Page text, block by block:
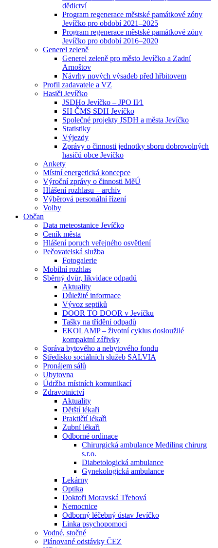
dědictví
Program regenerace městské památkové zóny
Jevíčko pro období 2021–2025
Program regenerace městské památkové zóny
Jevíčko pro období 2016–2020
Generel zeleně
Generel zeleně pro město Jevíčko a Zadní
Arnoštov
Návrhy nových výsadeb před hřbitovem
Profil zadavatele a VZ
Hasiči Jevíčko
JSDHo Jevíčko – JPO II⁄1
SH ČMS SDH Jevíčko
Společné projekty JSDH a města Jevíčko
Statistiky
Výjezdy
Zprávy o činnosti jednotky sboru dobrovolných
hasičů obce Jevíčko
Ankety
Místní energetická koncepce
Výroční zprávy o činnosti MěÚ
Hlášení rozhlasu – archiv
Výběrová personální řízení
Volby
Občan
Data meteostanice Jevíčko
Ceník města
Hlášení poruch veřejného osvětlení
Pečovatelská služba
Fotogalerie
Mobilní rozhlas
Sběrný dvůr, likvidace odpadů
Aktuality
Důležité informace
Vývoz septiků
DOOR TO DOOR v Jevíčku
Tašky na třídění odpadů
EKOLAMP – životní cyklus dosloužilé
kompaktní zářivky
Správa bytového a nebytového fondu
Středisko sociálních služeb SALVIA
Pronájem sálů
Ubytovna
Údržba místních komunikací
Zdravotnictví
Aktuality
Dětští lékaři
Praktičtí lékaři
Zubní lékaři
Odborné ordinace
Chirurgická ambulance Mediling chirurg
s.r.o.
Diabetologická ambulance
Gynekologická ambulance
Lekárny
Optika
Doktoři Moravská Třebová
Nemocnice
Odborný léčebný ústav Jevíčko
Linka psychopomoci
Vodné, stočné
Plánované odstávky ČEZ